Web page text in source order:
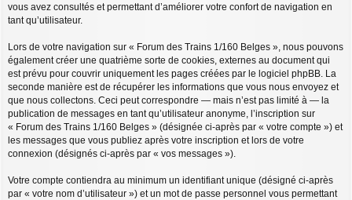
vous avez consultés et permettant d’améliorer votre confort de navigation en
tant qu’utilisateur.
Lors de votre navigation sur « Forum des Trains 1/160 Belges », nous pouvons
également créer une quatrième sorte de cookies, externes au document qui
est prévu pour couvrir uniquement les pages créées par le logiciel phpBB. La
seconde manière est de récupérer les informations que vous nous envoyez et
que nous collectons. Ceci peut correspondre — mais n’est pas limité à — la
publication de messages en tant qu’utilisateur anonyme, l’inscription sur
« Forum des Trains 1/160 Belges » (désignée ci-après par « votre compte ») et
les messages que vous publiez après votre inscription et lors de votre
connexion (désignés ci-après par « vos messages »).
Votre compte contiendra au minimum un identifiant unique (désigné ci-après
par « votre nom d’utilisateur ») et un mot de passe personnel vous permettant